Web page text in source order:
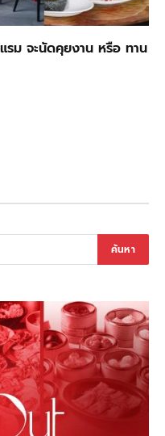
รม จะนัดคุยงาน หรือ ทาน